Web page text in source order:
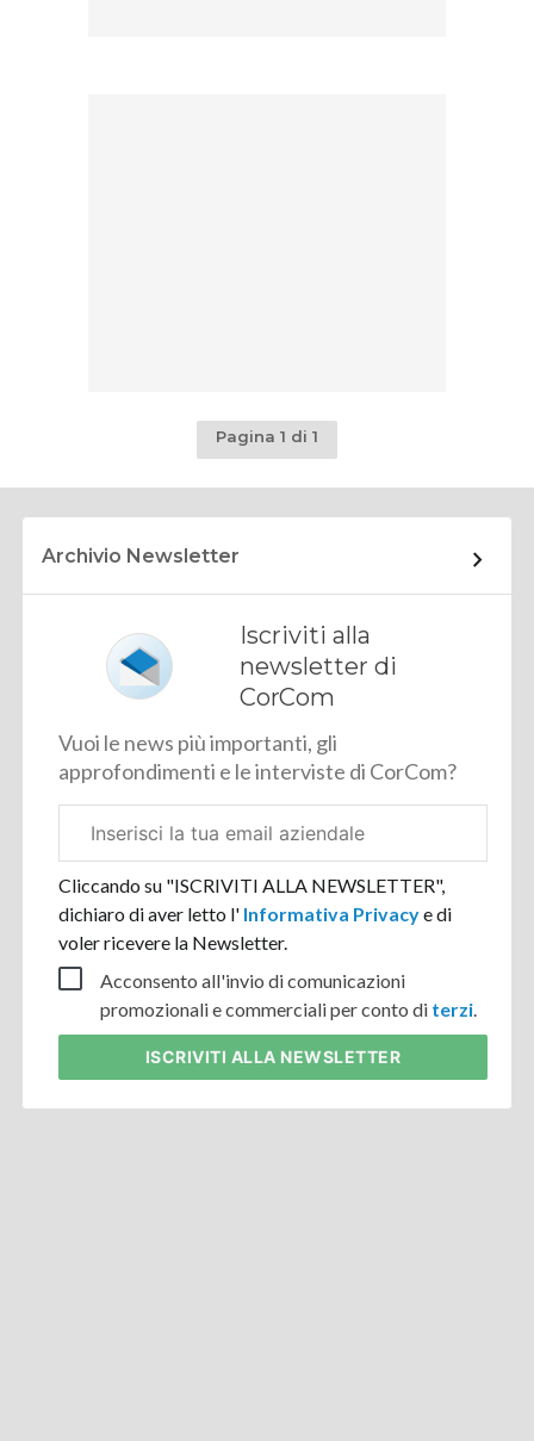
Pagina 1 di 1
Archivio Newsletter
Iscriviti alla
newsletter di
CorCom
Vuoi le news più importanti, gli
approfondimenti e le interviste di CorCom?
aziendale
Cliccando su "ISCRIVITI ALLA NEWSLETTER",
dichiaro di aver letto l' Informativa Privacye di
voler ricevere la Newsletter.
Acconsento all'invio di comunicazioni
promozionali e commerciali per conto di terzi.
ISCRIVITI ALLA NEWSLETTER